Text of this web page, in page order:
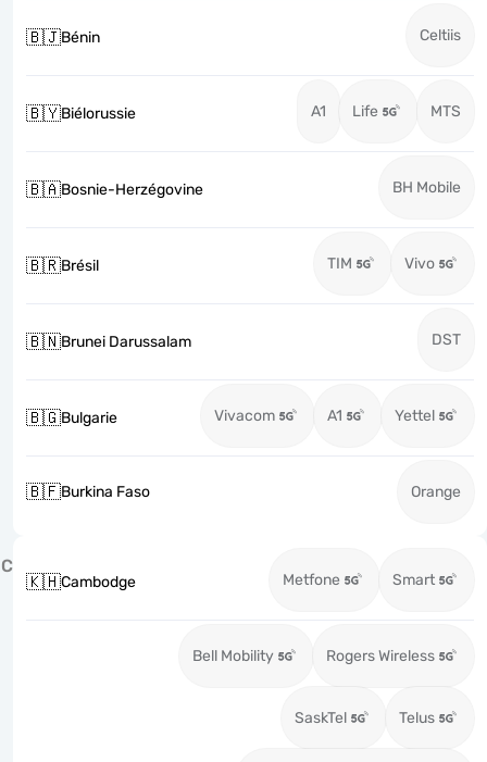
🇧🇯Bénin Celtiis
🇧🇾Biélorussie A1 Life MTS
🇧🇦Bosnie-Herzégovine BH Mobile
🇧🇷Brésil TIM Vivo
🇧🇳Brunei Darussalam DST
🇧🇬Bulgarie Vivacom A1 Yettel
🇧🇫Burkina Faso Orange
C
🇰🇭Cambodge Metfone Smart
Bell Mobility Rogers Wireless
SaskTel Telus